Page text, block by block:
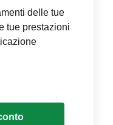
delle tue
tue prestazioni